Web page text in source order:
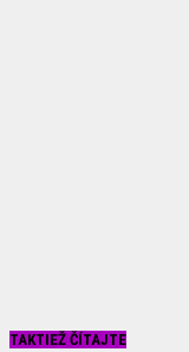
TAKTIEŽ ČÍTAJTE